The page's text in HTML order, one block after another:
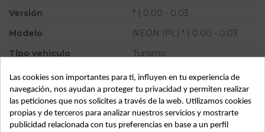
Versión
* | 0.00 - 0.03
Modelo
NEON (PL) * | 0.00 - 0.03
Tipo vehículo
Turismo
Almacén
49349
SubAlmacén
359
SubSubAlmacén
100028913
Las cookies son importantes para ti, influyen en tu experiencia de
navegación, nos ayudan a proteger tu privacidad y permiten realizar
las peticiones que nos solicites a través de la web. Utilizamos cookies
propias y de terceros para analizar nuestros servicios y mostrarte
publicidad relacionada con tus preferencias en base a un perfil